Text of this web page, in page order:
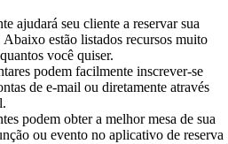
ajudará seu cliente a reservar sua
estão listados recursos muito
você quiser.
podem facilmente inscrever-se
de e-mail ou diretamente através
podem obter a melhor mesa de sua
ou evento no aplicativo de reserva